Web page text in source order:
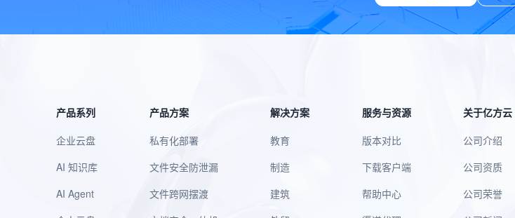
产品系列
企业云盘
AI 知识库
AI Agent
产品方案
私有化部署
文件安全防泄漏
文件跨网摆渡
解决方案
教育
制造
建筑
服务与资源
版本对比
下载客户端
帮助中心
关于亿方云
公司介绍
公司资质
公司荣誉